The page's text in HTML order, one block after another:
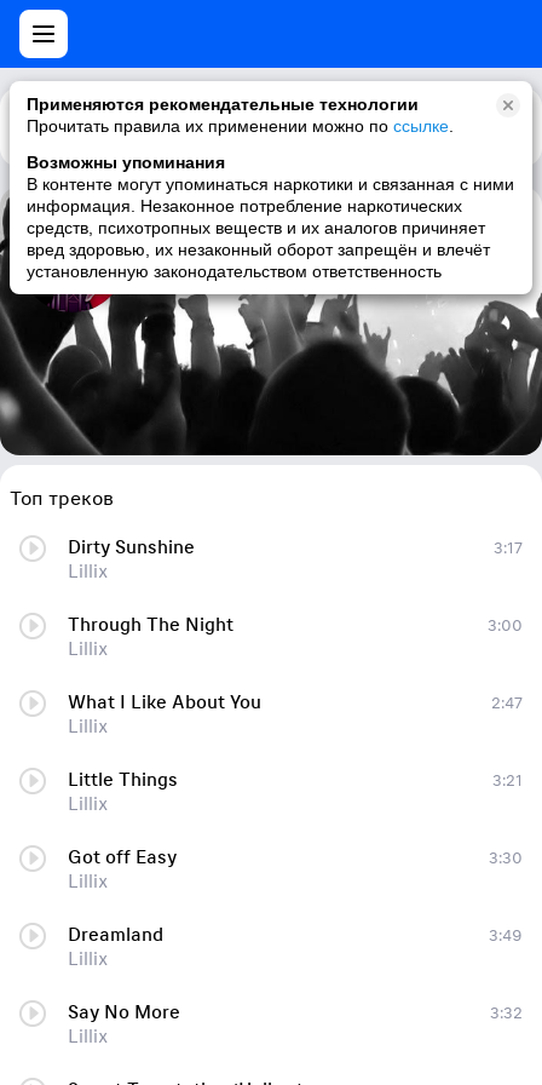
Применяются рекомендательные технологии
Прочитать правила их применении можно по ссылке
Возможны упоминания
В контенте могут упоминаться наркотики и связанная с ними
информация. Незаконное потребление наркотических
средств, психотропных веществ и их аналогов причиняет
вред здоровью, их незаконный оборот запрещён и влечёт
установленную законодательством ответственность
Каталог Рекомендации
Lillix
pop rock, pop, female vocalists, rock
Топ треков
Dirty Sunshine
Lillix
3:17
Through The Night
Lillix
3:00
What I Like About You
Lillix
2:47
Little Things
Lillix
3:21
Got off Easy
Lillix
3:30
Dreamland
Lillix
3:49
Say No More
Lillix
3:32